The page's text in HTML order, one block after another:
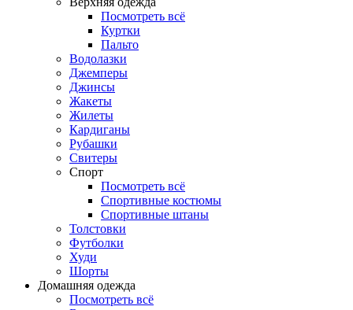
Посмотреть всё
Куртки
Пальто
Водолазки
Джемперы
Джинсы
Жакеты
Жилеты
Кардиганы
Рубашки
Свитеры
Спорт
Посмотреть всё
Спортивные костюмы
Спортивные штаны
Толстовки
Футболки
Худи
Шорты
Домашняя одежда
Посмотреть всё